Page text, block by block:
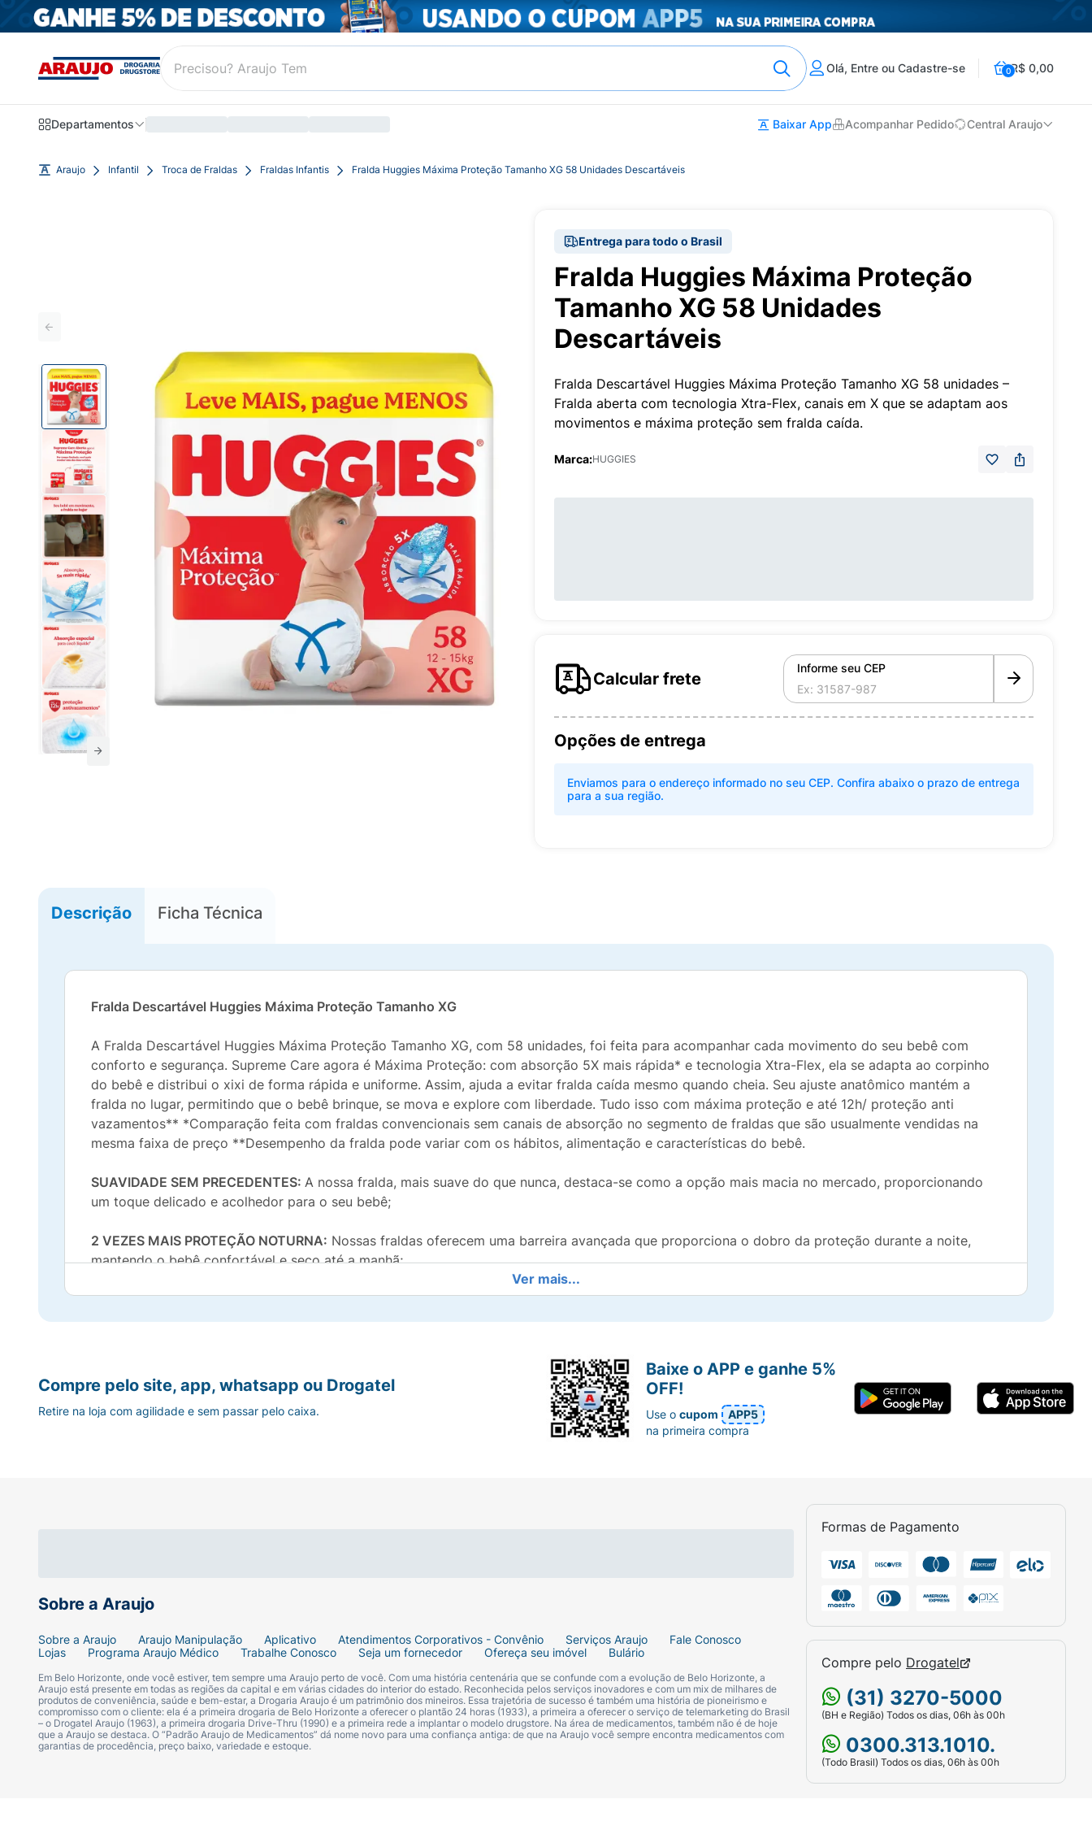
Olá, Entre ou Cadastre-se 0R$ 0,00
Departamentos Baixar App Acompanhar Pedido Central Araujo
Araujo Infantil Troca de Fraldas Fraldas Infantis Fralda Huggies Máxima Proteção Tamanho XG 58 Unidades Descartáveis
Entrega para todo o Brasil
Fralda Huggies Máxima Proteção
Tamanho XG 58 Unidades
Descartáveis
Fralda Descartável Huggies Máxima Proteção Tamanho XG 58 unidades –
Fralda aberta com tecnologia Xtra-Flex, canais em X que se adaptam aos
movimentos e máxima proteção sem fralda caída.
Marca:HUGGIES
Calcular frete
Informe seu CEP
Opções de entrega
Enviamos para o endereço informado no seu CEP. Confira abaixo o prazo de entrega
para a sua região.
Descrição Ficha Técnica
Fralda Descartável Huggies Máxima Proteção Tamanho XG
A Fralda Descartável Huggies Máxima Proteção Tamanho XG, com 58 unidades, foi feita para acompanhar cada movimento do seu bebê com
conforto e segurança. Supreme Care agora é Máxima Proteção: com absorção 5X mais rápida* e tecnologia Xtra-Flex, ela se adapta ao corpinho
do bebê e distribui o xixi de forma rápida e uniforme. Assim, ajuda a evitar fralda caída mesmo quando cheia. Seu ajuste anatômico mantém a
fralda no lugar, permitindo que o bebê brinque, se mova e explore com liberdade. Tudo isso com máxima proteção e até 12h/ proteção anti
vazamentos** *Comparação feita com fraldas convencionais sem canais de absorção no segmento de fraldas que são usualmente vendidas na
mesma faixa de preço **Desempenho da fralda pode variar com os hábitos, alimentação e características do bebê.
SUAVIDADE SEM PRECEDENTES: A nossa fralda, mais suave do que nunca, destaca-se como a opção mais macia no mercado, proporcionando
um toque delicado e acolhedor para o seu bebê;
2 VEZES MAIS PROTEÇÃO NOTURNA: Nossas fraldas oferecem uma barreira avançada que proporciona o dobro da proteção durante a noite,
mantendo o bebê confortável e seco até a manhã;
MÁXIMA FLEXIBILIDADE:Cintura, barreiras e orelhas elásticas. Indicadores para troca de tamanho. Canais em X e anatômicos únicos que se
adaptam aos movimentos do bebê.
Nossa tecnologia absorve xixi e cocô líquido em segundos, prevenindo reações cutâneas e desconfortos;
MAIS CONFORTO* E ABSORÇÃO DIA & NOITE: Máximo conforto durante o dia e absorção reforçada para noites tranquilas (*Mais conforto vs.
Huggies Tripla proteção e absorção vs. versão anterior de Huggies Supreme Care sem absorção reforçada).
Ver mais...
Sobre a Araujo
Sobre a Araujo Araujo Manipulação Aplicativo Atendimentos Corporativos - Convênio Serviços Araujo
Fale Conosco
Lojas
Programa Araujo Médico Trabalhe Conosco Seja um fornecedor Ofereça seu imóvel Bulário
Em Belo Horizonte, onde você estiver, tem sempre uma Araujo perto de você. Com uma história centenária que se confunde com a evolução de Belo Horizonte, a
Araujo está presente em todas as regiões da capital e em várias cidades do interior do estado. Reconhecida pelos serviços inovadores e com um mix de milhares de
produtos de conveniência, saúde e bem-estar, a Drogaria Araujo é um patrimônio dos mineiros. Essa trajetória de sucesso é também uma história de pioneirismo e
compromisso com o cliente: ela é a primeira drogaria de Belo Horizonte a oferecer o plantão 24 horas (1933), a primeira a oferecer o serviço de telemarketing do Brasil
– o Drogatel Araujo (1963), a primeira drogaria Drive-Thru (1990) e a primeira rede a implantar o modelo drugstore. Na área de medicamentos, também não é de hoje
que a Araujo se destaca. O “Padrão Araujo de Medicamentos” dá nome novo para uma confiança antiga: de que na Araujo você sempre encontra medicamentos com
garantias de procedência, preço baixo, variedade e estoque.
Formas de Pagamento
Compre pelo Drogatel
(31) 3270-5000
(BH e Região) Todos os dias, 06h às 00h
0300.313.1010.
(Todo Brasil) Todos os dias, 06h às 00h
Compre pelo site, app, whatsapp ou Drogatel
Retire na loja com agilidade e sem passar pelo caixa.
Baixe o APP e ganhe 5%
OFF!
Use ocupom
APP5
na primeira compra